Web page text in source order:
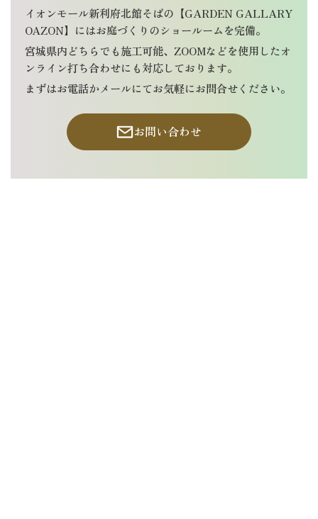
イオンモール新利府北館そばの【GARDEN GALLARY
OAZON】にはお庭づくりのショールームを完備。
宮城県内どちらでも施工可能、ZOOMなどを使用したオ
ンライン打ち合わせにも対応しております。
まずはお電話かメールにてお気軽にお問合せください。
お問い合わせ